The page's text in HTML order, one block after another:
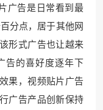
广告是日常看到最
分点，居于其他网
形式广告也让越来
告的喜好度逐年下
果，视频贴片广告
广告产品创新保持